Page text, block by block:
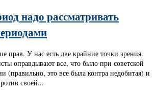
надо рассматривать
прав. У нас есть две крайние точки зрения.
оправдывают все, что было при советской
(правильно, это все была контра недобитая) и
своей...